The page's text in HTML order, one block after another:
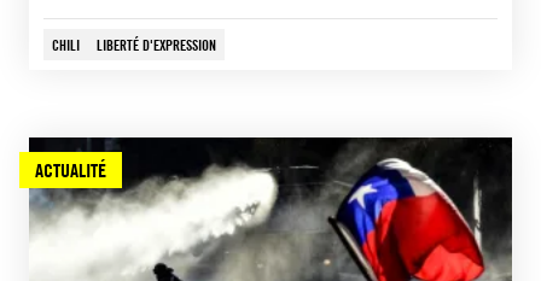
CHILI LIBERTÉ D'EXPRESSION
ACTUALITÉ